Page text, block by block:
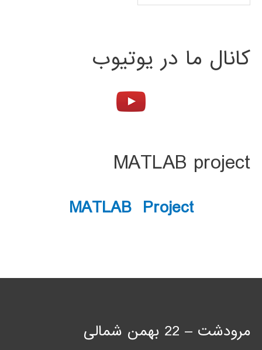
کانال ما در یوتیوب
MATLAB project
MATLAB Project
مرودشت – 22 بهمن شمالی